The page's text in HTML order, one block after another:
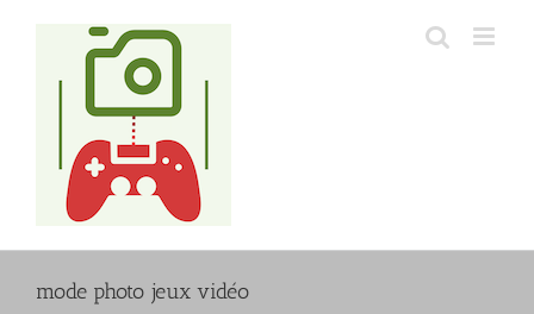
mode photo jeux vidéo